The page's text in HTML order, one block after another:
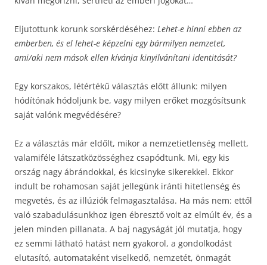
Eljutottunk korunk sorskérdéséhez: Lehet-e hinni ebben az
emberben, és el lehet-e képzelni egy bármilyen nemzetet,
ami/aki nem mások ellen kívánja kinyilvánítani identitását?
Egy korszakos, létértékű választás előtt állunk: milyen
hódítónak hódoljunk be, vagy milyen erőket mozgósítsunk
saját valónk megvédésére?
Ez a választás már eldőlt, mikor a nemzetietlenség mellett,
valamiféle látszatközösséghez csapódtunk. Mi, egy kis
ország nagy ábrándokkal, és kicsinyke sikerekkel. Ekkor
indult be rohamosan saját jellegünk iránti hitetlenség és
megvetés, és az illúziók felmagasztalása. Ha más nem: ettől
való szabadulásunkhoz igen ébresztő volt az elmúlt év, és a
jelen minden pillanata. A baj nagyságát jól mutatja, hogy
ez semmi látható hatást nem gyakorol, a gondolkodást
elutasító, automataként viselkedő, nemzetét, önmagát